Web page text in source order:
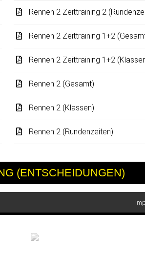
Rennen 2 Zeittraining 2
Rennen 2 Zeittraining 1+2
Rennen 2 Zeittraining 1+2
Rennen 2 (Gesamt)
Rennen 2 (Klassen)
Rennen 2 (Rundenzeiten)
(ENTSCHEIDUNGEN)